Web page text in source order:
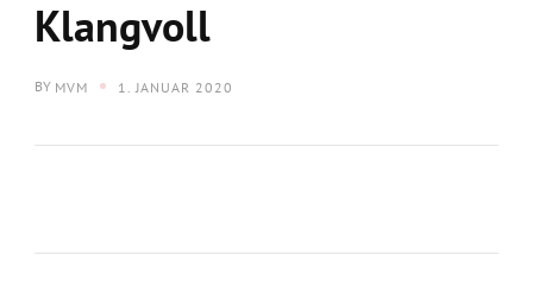
Klangvoll
BY MVM 1. JANUAR 2020